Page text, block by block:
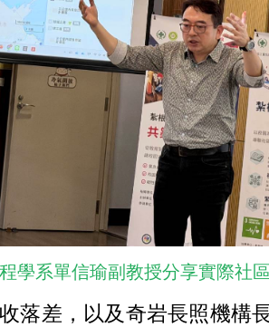
學系單信瑜副教授分享實際社
差，以及奇岩長照機構